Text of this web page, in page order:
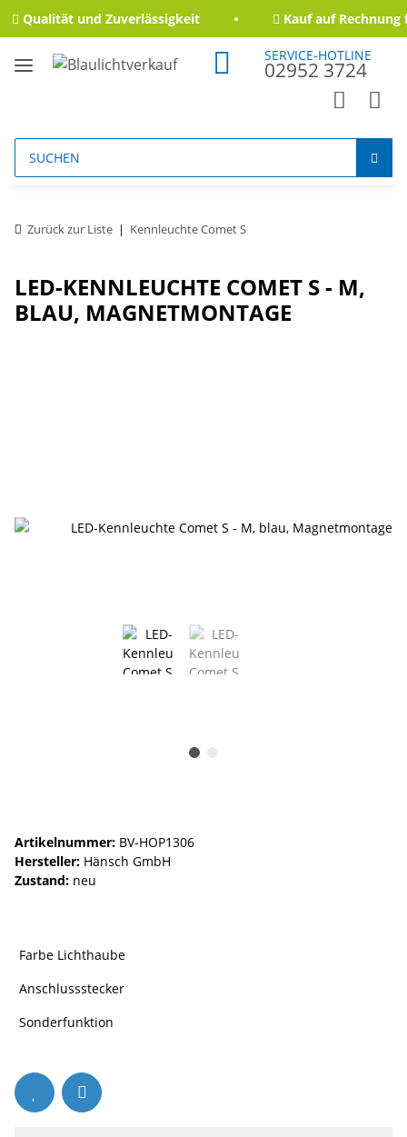
Qualität und Zuverlässigkeit Kauf auf Rechnung
SERVICE-HOTLINE
02952 3724
Zurück zur Liste Kennleuchte Comet S
LED-KENNLEUCHTE COMET S - M,
BLAU, MAGNETMONTAGE
Artikelnummer: BV-HOP1306
Hersteller: Hänsch GmbH
Zustand: neu
Farbe Lichthaube
Anschlussstecker
Sonderfunktion